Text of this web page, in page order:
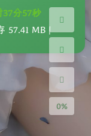
浅阴影 深阴影
灰度
0%
37分57秒
57.41 MB |